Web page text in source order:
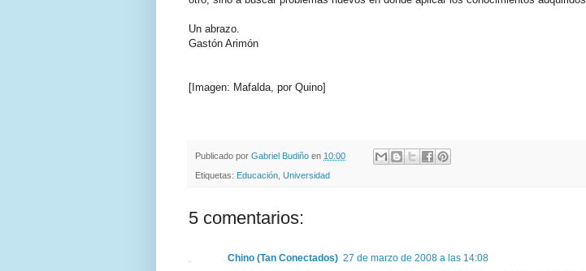
Un abrazo.
Gastón Arimón
[Imagen: Mafalda, por Quino]
Publicado por Gabriel Budiño en 10:00
Etiquetas: Educación Universidad
5 comentarios:
Chino (Tan Conectados) 27 de marzo de 2008 a las 14:08